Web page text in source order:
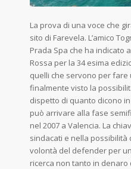
La prova di una voce che
sito di Farevela. L’amico
Prada Spa che ha indicato
Rossa per la 34 esima
quelli che servono per fare
finalmente visto la
dispetto di quanto dicono
può arrivare alla fase
nel 2007 a Valencia. La
sindacati e nella possibilità
volontà del defender per
ricerca non tanto in